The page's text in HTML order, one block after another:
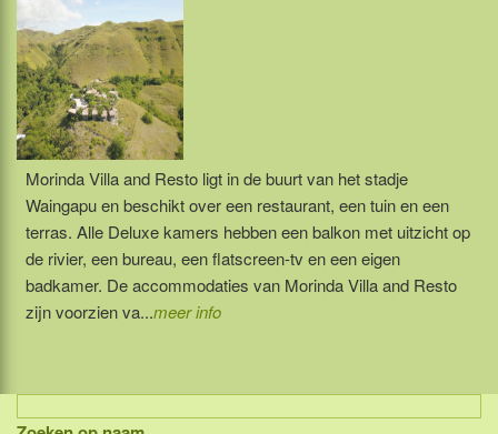
Morinda Villa and Resto ligt in de buurt van het stadje
Waingapu en beschikt over een restaurant, een tuin en een
terras. Alle Deluxe kamers hebben een balkon met uitzicht op
de rivier, een bureau, een flatscreen-tv en een eigen
badkamer. De accommodaties van Morinda Villa and Resto
zijn voorzien va...meer info